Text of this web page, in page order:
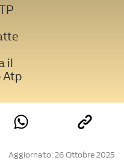
il
Atp
Aggiornato: 26 Ottobre 2025